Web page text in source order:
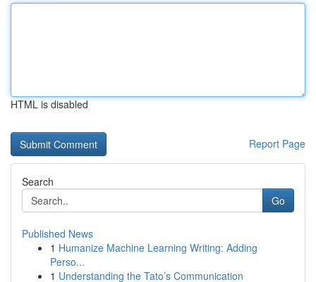
HTML is disabled
Report Page
Search
Go
Published News
1 Humanize Machine Learning Writing: Adding
Perso...
1 Understanding the Tato’s Communication